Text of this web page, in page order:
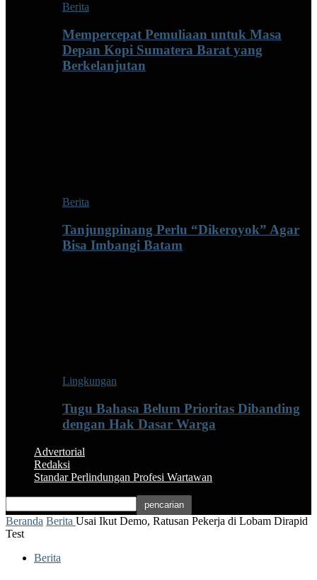
Berita
Mempercepat Pemuliaan untuk Masa
Depan Kopi Sumatera Barat yang
Berkelanjutan
Berita
Tanjungpinang Perlu “Dikeroyok” Agar
Bisa Imbangi Batam
Lingkungan
Tugu Bahasa Belum Prioritas Dibanding
dengan Hak Dasar Warga
Advertorial
Redaksi
Standar Perlindungan Profesi Wartawan
Beranda Berita Usai Ikut Demo, Ratusan Pekerja di Lobam Dirapid
Test
Berita